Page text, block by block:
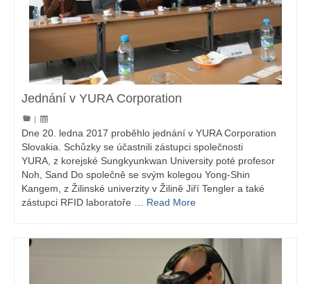
Jednání v YURA Corporation
|
Dne 20. ledna 2017 proběhlo jednání v YURA Corporation
Slovakia. Schůzky se účastnili zástupci společnosti
YURA, z korejské Sungkyunkwan University poté profesor
Noh, Sand Do společně se svým kolegou Yong-Shin
Kangem, z Žilinské univerzity v Žilině Jiří Tengler a také
zástupci RFID laboratoře … Read More